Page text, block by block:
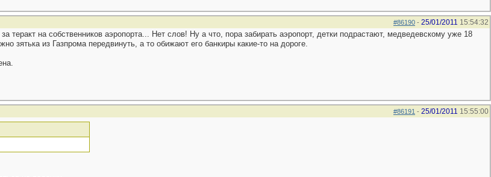
#86190 - 25/01/2011 15:54:32
теракт на собственников аэропорта... Нет слов! Ну а что, пора забирать аэропорт, детки подрастают, медведевскому уже 18
зятька из Газпрома передвинуть, а то обижают его банкиры какие-то на дороге.
#86191 - 25/01/2011 15:55:00